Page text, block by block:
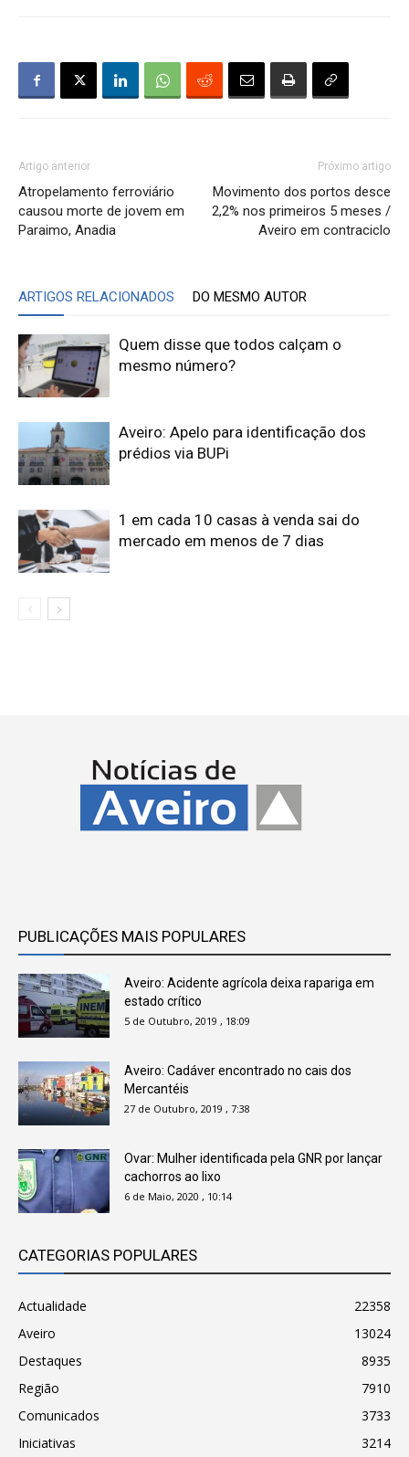
Artigo anterior
Atropelamento ferroviário
causou morte de jovem em
Paraimo, Anadia
Próximo artigo
Movimento dos portos desce
2,2% nos primeiros 5 meses /
Aveiro em contraciclo
ARTIGOS RELACIONADOS DO MESMO AUTOR
Quem disse que todos calçam o
mesmo número?
Aveiro: Apelo para identificação dos
prédios via BUPi
1 em cada 10 casas à venda sai do
mercado em menos de 7 dias
PUBLICAÇÕES MAIS POPULARES
Aveiro: Acidente agrícola deixa rapariga em
estado crítico
5 de Outubro, 2019 , 18:09
Aveiro: Cadáver encontrado no cais dos
Mercantéis
27 de Outubro, 2019 , 7:38
Ovar: Mulher identificada pela GNR por lançar
cachorros ao lixo
6 de Maio, 2020 , 10:14
CATEGORIAS POPULARES
Actualidade
22358
Aveiro
13024
Destaques
8935
Região
7910
Comunicados
3733
Iniciativas
3214